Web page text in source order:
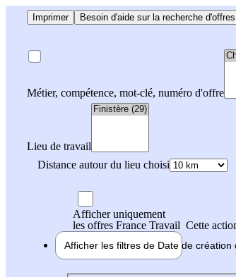
Imprimer Besoin d'aide sur la recherche
Métier, compétence, mot-clé, numéro d'offre
Lieu de travail
Distance autour du lieu choisi
Afficher uniquement
les offres France Travail Cette
Afficher les filtres de Date de création